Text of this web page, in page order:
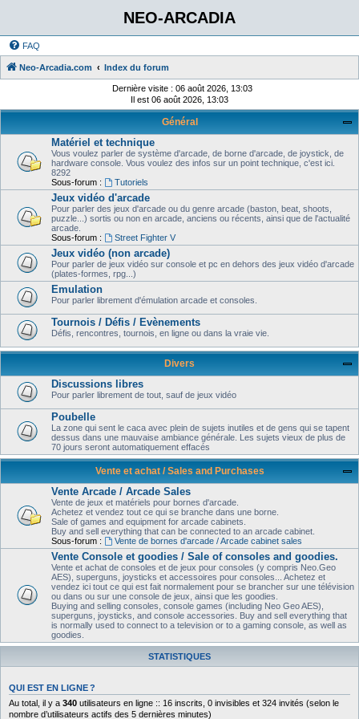
NEO-ARCADIA
FAQ
Neo-Arcadia.com Index du forum
Dernière visite : 06 août 2026, 13:03
Il est 06 août 2026, 13:03
Général
Matériel et technique
Vous voulez parler de système d'arcade, de borne d'arcade, de joystick, de
hardware console. Vous voulez des infos sur un point technique, c'est ici.
8292
Sous-forum :
Tutoriels
Jeux vidéo d'arcade
Pour parler des jeux d'arcade ou du genre arcade (baston, beat, shoots,
puzzle...) sortis ou non en arcade, anciens ou récents, ainsi que de l'actualité
arcade.
Sous-forum :
Street Fighter V
Jeux vidéo (non arcade)
Pour parler de jeux vidéo sur console et pc en dehors des jeux vidéo d'arcade
(plates-formes, rpg...)
Emulation
Pour parler librement d'émulation arcade et consoles.
Tournois / Défis / Evènements
Défis, rencontres, tournois, en ligne ou dans la vraie vie.
Divers
Discussions libres
Pour parler librement de tout, sauf de jeux vidéo
Poubelle
La zone qui sent le caca avec plein de sujets inutiles et de gens qui se tapent
dessus dans une mauvaise ambiance générale. Les sujets vieux de plus de
70 jours seront automatiquement effacés
Vente et achat / Sales and Purchases
Vente Arcade / Arcade Sales
Vente de jeux et matériels pour bornes d'arcade.
Achetez et vendez tout ce qui se branche dans une borne.
Sale of games and equipment for arcade cabinets.
Buy and sell everything that can be connected to an arcade cabinet.
Sous-forum :
Vente de bornes d'arcade / Arcade cabinet sales
Vente Console et goodies / Sale of consoles and goodies.
Vente et achat de consoles et de jeux pour consoles (y compris Neo.Geo
AES), superguns, joysticks et accessoires pour consoles... Achetez et
vendez ici tout ce qui est fait normalement pour se brancher sur une télévision
ou dans ou sur une console de jeux, ainsi que les goodies.
Buying and selling consoles, console games (including Neo Geo AES),
superguns, joysticks, and console accessories. Buy and sell everything that
is normally used to connect to a television or to a gaming console, as well as
goodies.
STATISTIQUES
QUI EST EN LIGNE ?
Au total, il y a 340 utilisateurs en ligne :: 16 inscrits, 0 invisibles et 324 invités (selon le
nombre d’utilisateurs actifs des 5 dernières minutes)